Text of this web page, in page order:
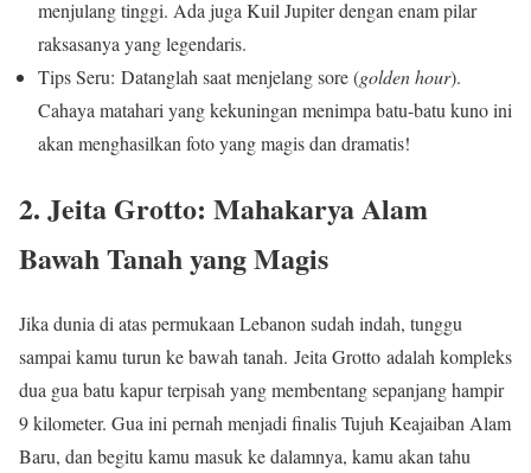
menjulang tinggi. Ada juga Kuil Jupiter dengan enam pilar
raksasanya yang legendaris.
Tips Seru: Datanglah saat menjelang sore (golden hour).
Cahaya matahari yang kekuningan menimpa batu-batu kuno ini
akan menghasilkan foto yang magis dan dramatis!
2. Jeita Grotto: Mahakarya Alam
Bawah Tanah yang Magis
Jika dunia di atas permukaan Lebanon sudah indah, tunggu
sampai kamu turun ke bawah tanah. Jeita Grotto adalah kompleks
dua gua batu kapur terpisah yang membentang sepanjang hampir
9 kilometer. Gua ini pernah menjadi finalis Tujuh Keajaiban Alam
Baru, dan begitu kamu masuk ke dalamnya, kamu akan tahu